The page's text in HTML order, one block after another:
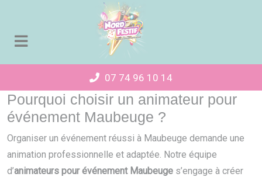
07 74 96 10 14
Pourquoi choisir un animateur pour
événement Maubeuge ?
Organiser un événement réussi à Maubeuge demande une
animation professionnelle et adaptée. Notre équipe
d’animateurs pour événement Maubeuge s’engage à créer
Panneau de gestion des cookies